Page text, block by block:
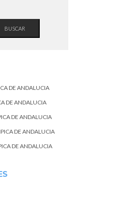
BUSCAR
DE ANDALUCIA
DE ANDALUCIA
DE ANDALUCIA
DE ANDALUCIA
DE ANDALUCIA